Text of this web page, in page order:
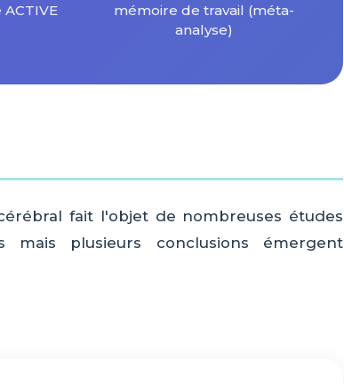
mémoire de travail (méta-
analyse)
fait l'objet de nombreuses études
mais plusieurs conclusions émergent